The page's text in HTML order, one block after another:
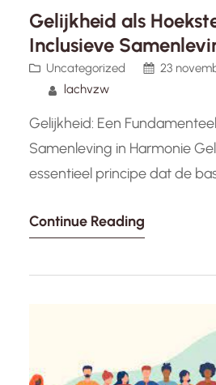
Gelijkheid als
Inclusieve
Uncategorized
23
lachvzw
Gelijkheid: Een
Samenleving in Harmonie
essentieel principe dat de
Het gaat om het erkennen en
individuen, ongeacht hun
Continue Reading